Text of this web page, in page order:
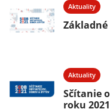
Aktuality
Základné
Aktuality
Sčítanie
roku 2021